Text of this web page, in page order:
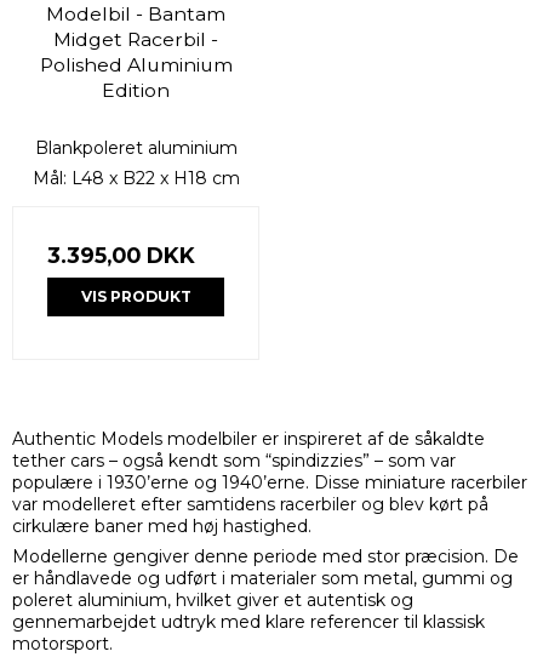
Modelbil - Bantam
Midget Racerbil -
Polished Aluminium
Edition
Blankpoleret aluminium
Mål: L48 x B22 x H18 cm
3.395,00 DKK
VIS PRODUKT
Authentic Models modelbiler er inspireret af de såkaldte
tether cars – også kendt som “spindizzies” – som var
populære i 1930’erne og 1940’erne. Disse miniature racerbiler
var modelleret efter samtidens racerbiler og blev kørt på
cirkulære baner med høj hastighed.
Modellerne gengiver denne periode med stor præcision. De
er håndlavede og udført i materialer som metal, gummi og
poleret aluminium, hvilket giver et autentisk og
gennemarbejdet udtryk med klare referencer til klassisk
motorsport.